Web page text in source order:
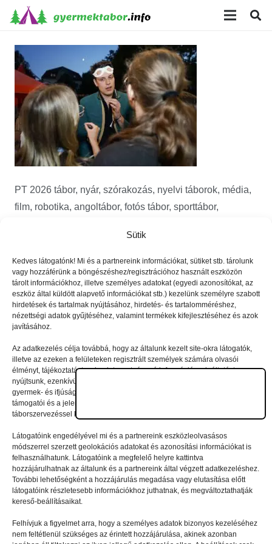
Sütik
Kedves látogatónk! Mi és a partnereink információkat, sütiket stb. tárolunk
vagy hozzáférünk a böngészéshez/regisztrációhoz használt eszközön
tárolt információkhoz, illetve személyes adatokat (egyedi azonosítókat, az
eszköz által küldött alapvető információkat stb.) kezelünk személyre szabott
hirdetések és tartalmak nyújtásához, hirdetés- és tartalomméréshez,
nézettségi adatok gyűjtéséhez, valamint termékek kifejlesztéséhez és azok
javításához.
Az adatkezelés célja továbbá, hogy az általunk kezelt site-okra látogatók,
illetve az ezeken a felületeken regisztrált személyek számára olvasói
élményt, tájékoztatást, valamint szerteágazó információszolgáltatást
nyújtsunk, ezenkívül – jelentkezési szándék/regisztráció esetén – a nyári
gyermek- és ifjúsági táborainkban való részvételhez biztosítsuk a
támogatói és a jelentkezési, valamint a számlázási feltételeket és a
táborszervezéssel kapcsolatos kommunikációt.
Látogatóink engedélyével mi és a partnereink eszközleolvasásos
módszerrel szerzett geolokációs adatokat és azonosítási információkat is
felhasználhatunk. Látogatóink a megfelelő helyre kattintva
hozzájárulhatnak az általunk és a partnereink által végzett adatkezeléshez.
További lehetőségként a hozzájárulás megadása vagy elutasítása előtt
látogatóink részletesebb információkhoz juthatnak, és megváltoztathatják
kereső-beállításaikat.
Felhívjuk a figyelmet arra, hogy a személyes adatok bizonyos kezeléséhez
nem feltétlenül szükséges az érintett hozzájárulása, akinek azonban
PT 2026 tábor, nyár, szórakozás, nyelvi táborok, média,
film, robotika, angoltábor, fotós tábor, sporttábor,
játéktábor, programozás, kézművestábor, kreativitás,
tőzsde, gazdaság, 3D, technika
Vélemény, hozzászólás?
*karakterrel jelöltük